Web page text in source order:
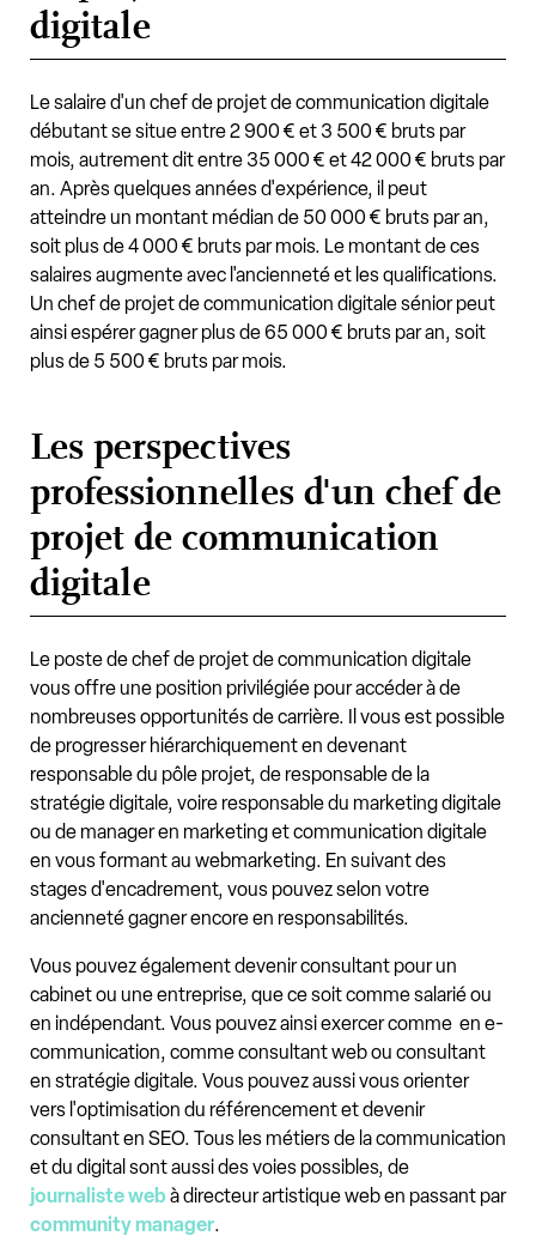
digitale
Le salaire d'un chef de projet de communication digitale
débutant se situe entre 2 900 € et 3 500 € bruts par
mois, autrement dit entre 35 000 € et 42 000 € bruts par
an. Après quelques années d'expérience, il peut
atteindre un montant médian de 50 000 € bruts par an,
soit plus de 4 000 € bruts par mois. Le montant de ces
salaires augmente avec l'ancienneté et les qualifications.
Un chef de projet de communication digitale sénior peut
ainsi espérer gagner plus de 65 000 € bruts par an, soit
plus de 5 500 € bruts par mois.
Les perspectives
professionnelles d'un chef de
projet de communication
digitale
Le poste de chef de projet de communication digitale
vous offre une position privilégiée pour accéder à de
nombreuses opportunités de carrière. Il vous est possible
de progresser hiérarchiquement en devenant
responsable du pôle projet, de responsable de la
stratégie digitale, voire responsable du marketing digitale
ou de manager en marketing et communication digitale
en vous formant au webmarketing. En suivant des
stages d'encadrement, vous pouvez selon votre
ancienneté gagner encore en responsabilités.
Vous pouvez également devenir consultant pour un
cabinet ou une entreprise, que ce soit comme salarié ou
en indépendant. Vous pouvez ainsi exercer comme en e-
communication, comme consultant web ou consultant
en stratégie digitale. Vous pouvez aussi vous orienter
vers l'optimisation du référencement et devenir
consultant en SEO. Tous les métiers de la communication
et du digital sont aussi des voies possibles, de
journaliste web à directeur artistique web en passant par
community manager.